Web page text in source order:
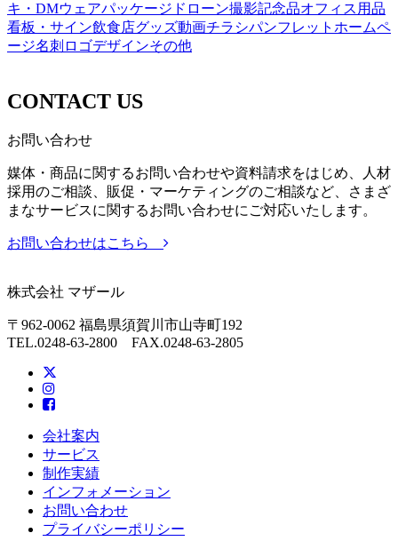
キ・DMウェアパッケージ ドローン撮影記念品オフィス用品
看板・サイン飲食店グッズ動画チラシパンフレット ホームペ
ージ名刺 ロゴデザインその他
CONTACT US
お問い合わせ
媒体・商品に関するお問い合わせや資料請求をはじめ、人材
採用のご相談、販促・マーケティングのご相談など、さまざ
まなサービスに関するお問い合わせにご対応いたします。
お問い合わせはこちら
株式会社 マザール
〒962-0062 福島県須賀川市山寺町192
TEL.0248-63-2800 FAX.0248-63-2805
会社案内
サービス
制作実績
インフォメーション
お問い合わせ
プライバシーポリシー